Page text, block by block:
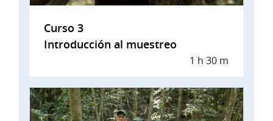
Curso 3
Introducción al muestreo
1 h 30 m